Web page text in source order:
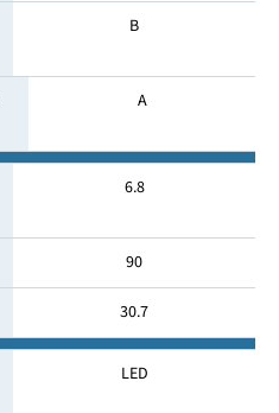
B
A
6.8
90
30.7
LED